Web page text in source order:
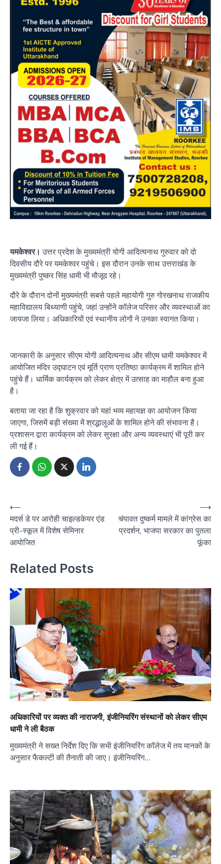
यमकेश्वर। उत्तर प्रदेश के मुख्यमंत्री योगी आदित्यनाथ गुरुवार को दो
दिवसीय दौरे पर यमकेश्वर पहुंचे। इस दौरान उनके साथ उत्तराखंड के
मुख्यमंत्री पुष्कर सिंह धामी भी मौजूद रहे।
दौरे के दौरान दोनों मुख्यमंत्री सबसे पहले महायोगी गुरु गोरखनाथ राजकीय
महाविद्यालय बिथ्याणी पहुंचे, जहां उन्होंने कॉलेज परिसर और व्यवस्थाओं का
जायजा लिया। अधिकारियों एवं स्थानीय लोगों ने उनका स्वागत किया।
जानकारी के अनुसार सीएम योगी आदित्यनाथ और सीएम धामी यमकेश्वर में
आयोजित मंदिर उद्घाटन एवं मूर्ति प्राण प्रतिष्ठा कार्यक्रम में शामिल होने
पहुंचे हैं। धार्मिक कार्यक्रम को लेकर क्षेत्र में उत्साह का माहौल बना हुआ
है।
बताया जा रहा है कि शुक्रवार को यहां भव्य महायज्ञ का आयोजन किया
जाएगा, जिसमें बड़ी संख्या में श्रद्धालुओं के शामिल होने की संभावना है।
प्रशासन द्वारा कार्यक्रम को लेकर सुरक्षा और अन्य व्यवस्थाएं भी पूरी कर
ली गई हैं।
Post
navigation
⟵
मदर्स डे पर आरोही चाइल्डकेयर एंड
प्री-स्कूल में विशेष सेमिनार
आयोजित
चंपावत दुष्कर्म मामले में कांग्रेस का
प्रदर्शन, भाजपा सरकार का पुतला
फूंका
⟶
Related Posts
अधिकारियों पर व्यक्त की नाराजगी, इंजीनियरिंग संस्थानों को लेकर सीएम
धामी ने ली बैठक
मुख्यमंत्री ने सख्त निर्देश दिए कि सभी इंजीनियरिंग कॉलेज में तय मानकों के
अनुसार फैकल्टी की तैनाती की जाए। इंजीनियरिंग…